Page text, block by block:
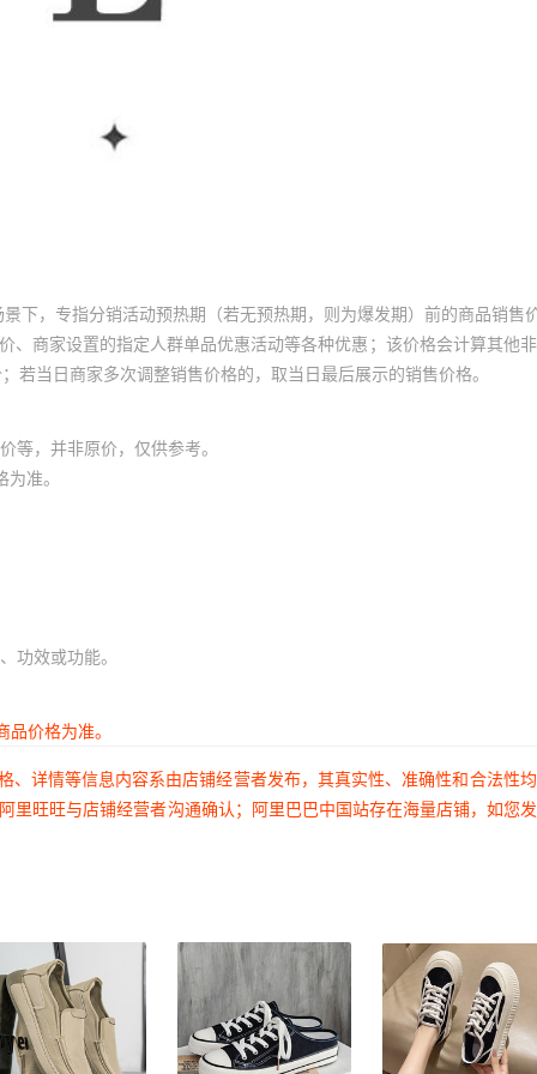
下，专指分销活动预热期（若无预热期，则为爆发期）前的商品销售
商家设置的指定人群单品优惠活动等各种优惠；该价格会计算其他
当日商家多次调整销售价格的，取当日最后展示的销售价格。
等，并非原价，仅供参考。
准。
功效或功能。
价格为准。
详情等信息内容系由店铺经营者发布，其真实性、准确性和合法性
旺旺与店铺经营者沟通确认；阿里巴巴中国站存在海量店铺，如您